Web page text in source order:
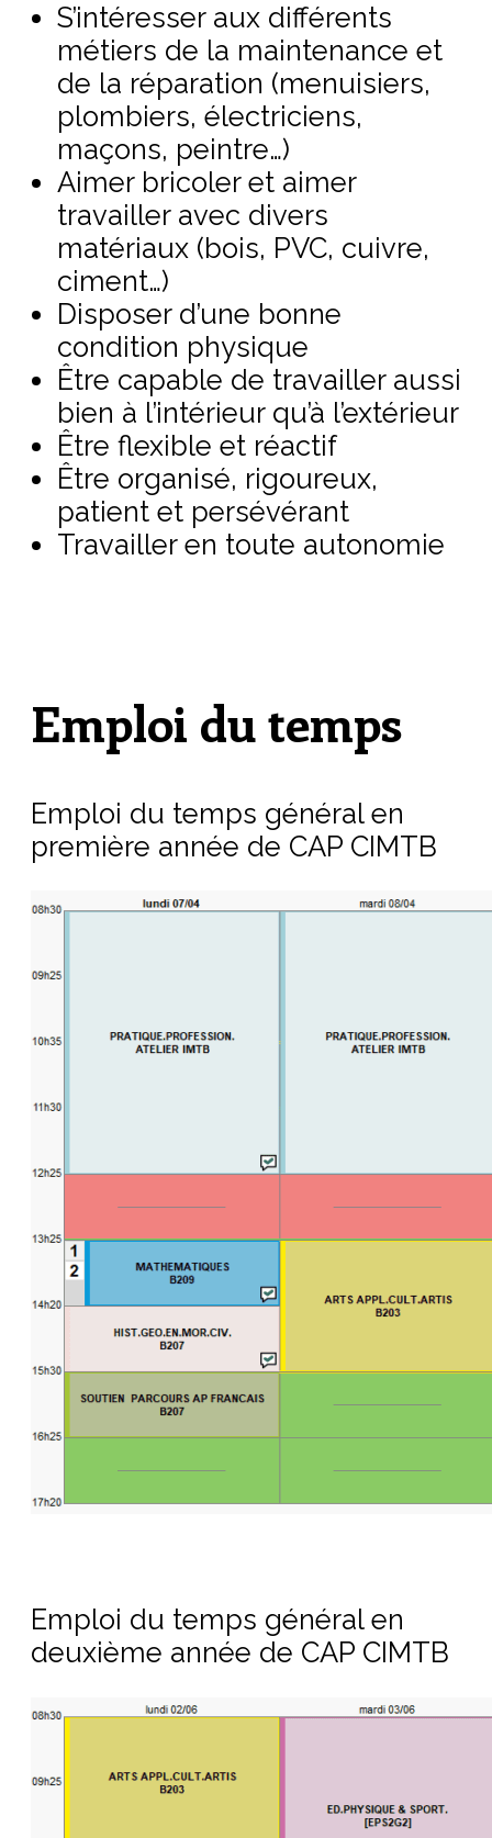
S’intéresser aux différents
métiers de la maintenance et
de la réparation (menuisiers,
plombiers, électriciens,
maçons, peintre…)
Aimer bricoler et aimer
travailler avec divers
matériaux (bois, PVC, cuivre,
ciment…)
Disposer d’une bonne
condition physique
Être capable de travailler aussi
bien à l’intérieur qu’à l’extérieur
Être flexible et réactif
Être organisé, rigoureux,
patient et persévérant
Travailler en toute autonomie
Emploi du temps
Emploi du temps général en
première année de CAP CIMTB
Emploi du temps général en
deuxième année de CAP CIMTB